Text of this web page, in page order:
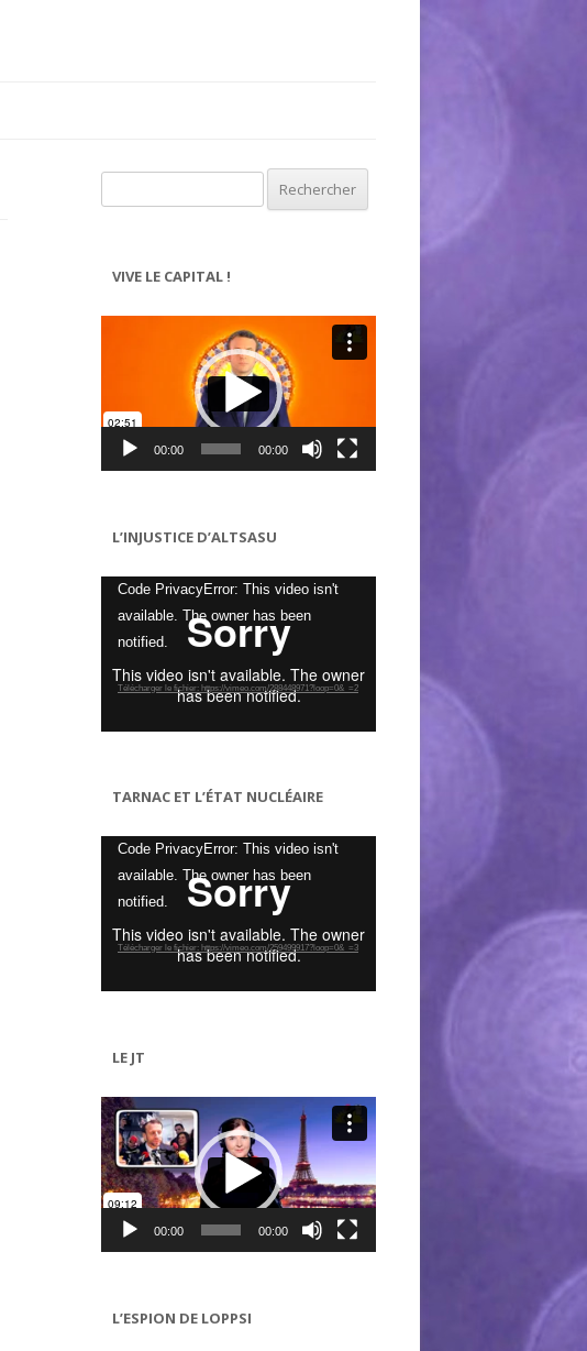
VIVE LE CAPITAL !
Lecteur
00:00 00:00
L’INJUSTICE D’ALTSASU
Lecteur
vidéo
Code PrivacyError: This video isn't
available. The owner has been
notified.
Télécharger le fichier: https://vimeo.com/288448971?loop=0&_=2
TARNAC ET L’ÉTAT NUCLÉAIRE
Lecteur
vidéo
Code PrivacyError: This video isn't
available. The owner has been
notified.
Télécharger le fichier: https://vimeo.com/259499917?loop=0&_=3
LE JT
Lecteur
vidéo
00:00 00:00
L’ESPION DE LOPPSI